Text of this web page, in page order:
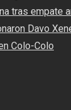
tras empate
Davo
Colo-Colo